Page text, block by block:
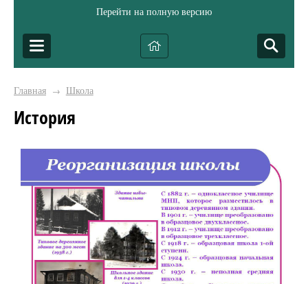
Перейти на полную версию
Главная → Школа
История